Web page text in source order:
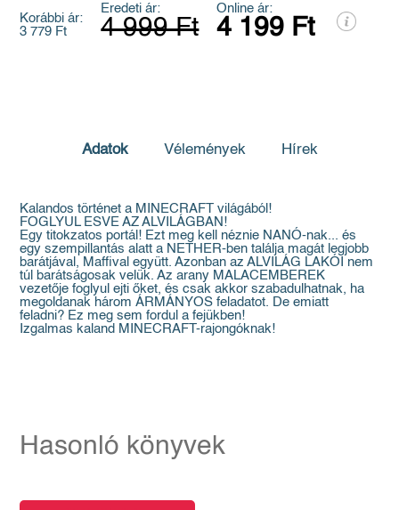
Korábbi ár:
3 779 Ft
Eredeti ár:
4 999 Ft
Online ár:
4 199 Ft
Adatok Vélemények Hírek
Kalandos történet a MINECRAFT világából!
FOGLYUL ESVE AZ ALVILÁGBAN!
Egy titokzatos portál! Ezt meg kell néznie NANÓ-nak... és
egy szempillantás alatt a NETHER-ben találja magát legjobb
barátjával, Maffival együtt. Azonban az ALVILÁG LAKÓI nem
túl barátságosak velük. Az arany MALACEMBEREK
vezetője foglyul ejti őket, és csak akkor szabadulhatnak, ha
megoldanak három ÁRMÁNYOS feladatot. De emiatt
feladni? Ez meg sem fordul a fejükben!
Izgalmas kaland MINECRAFT-rajongóknak!
Hasonló könyvek